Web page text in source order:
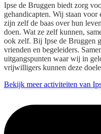
Ipse de Bruggen biedt zorg
gehandicapten. Wij staan
zijn zelf de baas over hun
doen. Wat ze zelf kunnen,
ook zelf. Bij Ipse de Bruggen
vrienden en begeleiders.
uitgangspunten waar wij in
vrijwilligers kunnen deze
Bekijk meer activiteiten van